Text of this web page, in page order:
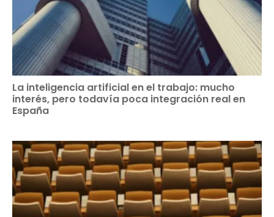
La inteligencia artificial en el trabajo: mucho
interés, pero todavía poca integración real en
España